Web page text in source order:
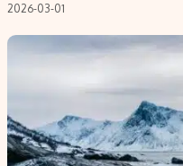
Privatumo politika
Turinio žymėjimo taisyklės
Indėlių palūkanos
2026-03-01